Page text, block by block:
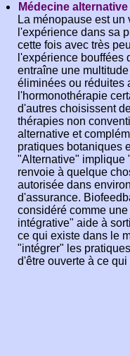
Médecine
La ménopause est
l'expérience dans sa
cette fois avec très
l'expérience bouffées
entraîne une
éliminées ou réduites
l'hormonothérapie
d'autres choisissent
thérapies non
alternative et
pratiques botaniques
"Alternative" implique
renvoie à quelque
autorisée dans
d'assurance.
considéré comme
intégrative" aide à
ce qui existe dans le
"intégrer" les
d'être ouverte à ce